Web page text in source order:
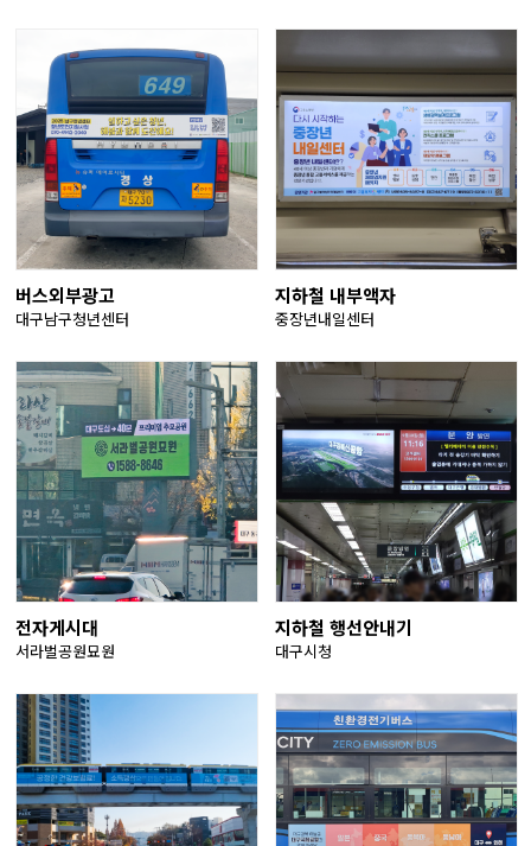
버스외부광고
대구남구청년센터
지하철 내부액자
중장년내일센터
전자게시대
서라벌공원묘원
지하철 행선안내기
대구시청